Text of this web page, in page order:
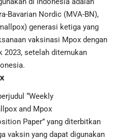
Bavarian Nordic (MVA-BN),
generasi ketiga yang
vaksinasi Mpox dengan
2023, setelah ditemukan
“Weekly
and Mpox
Paper” yang diterbitkan
vaksin yang dapat digunakan